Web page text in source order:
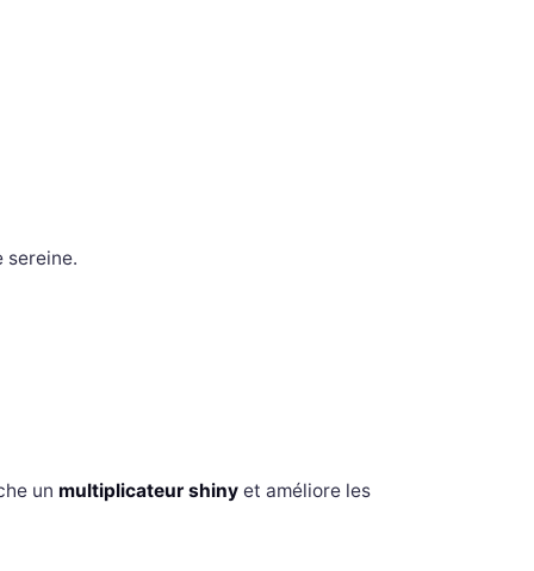
sereine.
un multiplicateur shiny et améliore les